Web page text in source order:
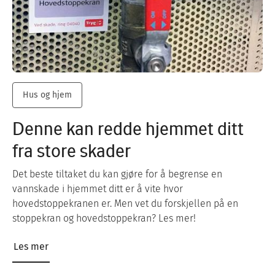
Hus og hjem
Denne kan redde hjemmet ditt
fra store skader
Det beste tiltaket du kan gjøre for å begrense en
vannskade i hjemmet ditt er å vite hvor
hovedstoppekranen er. Men vet du forskjellen på en
stoppekran og hovedstoppekran? Les mer!
Les mer